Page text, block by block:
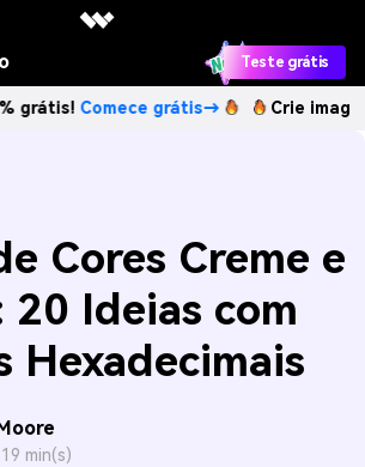
Teste grátis
Comece grátis→ Crie imagens com
Cores Creme e
20 Ideias com
Hexadecimais
19 min(s)